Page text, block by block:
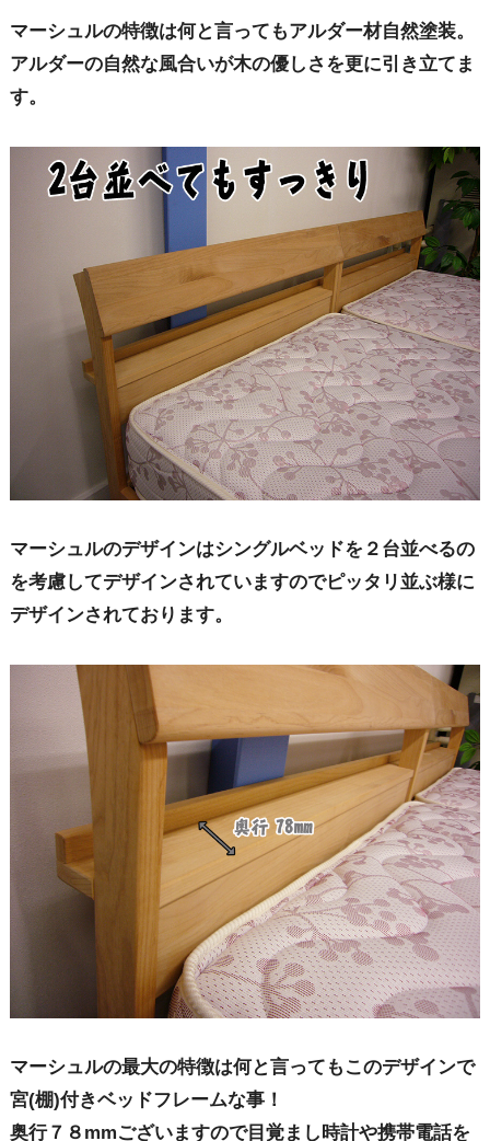
マーシュルの特徴は何と言ってもアルダー材自然塗装。
アルダーの自然な風合いが木の優しさを更に引き立てま
す。
マーシュルのデザインはシングルベッドを２台並べるの
を考慮してデザインされていますのでピッタリ並ぶ様に
デザインされております。
マーシュルの最大の特徴は何と言ってもこのデザインで
宮(棚)付きベッドフレームな事！
奥行７８mmございますので目覚まし時計や携帯電話を